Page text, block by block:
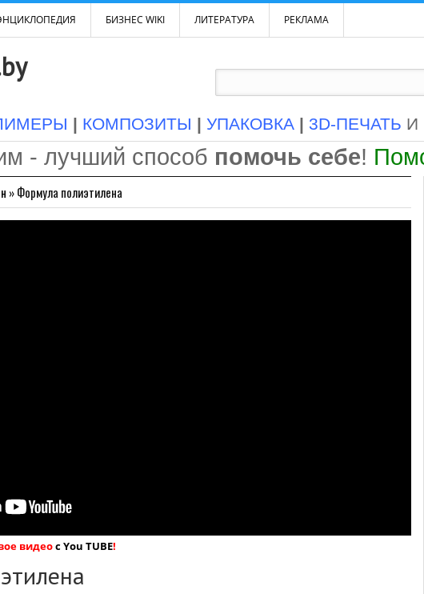
БИЗНЕС WIKI ЛИТЕРАТУРА РЕКЛАМА
| КОМПОЗИТЫ | УПАКОВКА | 3D-ПЕЧАТЬ И
- лучший способ помочь себе!
»Формула полиэтилена
видеос You TUBE!